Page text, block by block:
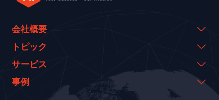
会社概要
会社概要
代表のメッセージ
沿革
トピック
イベント & ウェビナー
資料室
サービス
AI CO-CREATION
事例